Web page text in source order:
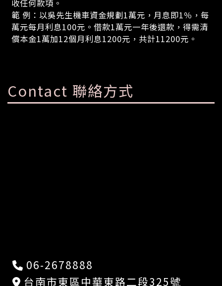
收任何款項。
範 例：以吳先生機車資金規劃1萬元，月息即1％，每
萬元每月利息100元。借款1萬元一年後還款，得需清
償本金1萬加12個月利息1200元，共計11200元。
Contact 聯絡方式
06-2678888
台南市東區中華東路二段325號